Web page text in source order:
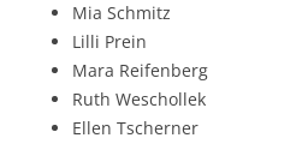
Mia Schmitz
Lilli Prein
Mara Reifenberg
Ruth Weschollek
Ellen Tscherner